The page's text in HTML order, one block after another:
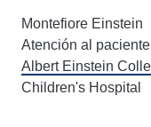
Montefiore Einstein
Atención al paciente
Albert Einstein
Children's Hospital